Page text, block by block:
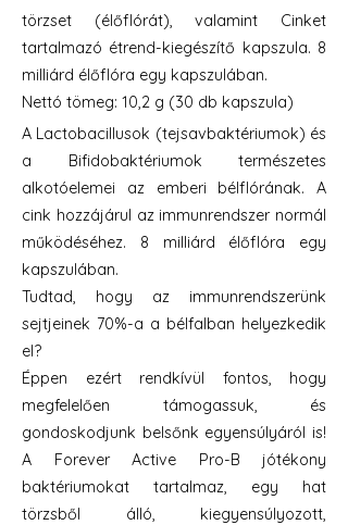
törzset (élőflórát), valamint Cinket
tartalmazó étrend-kiegészítő kapszula. 8
milliárd élőflóra egy kapszulában.
Nettó tömeg: 10,2 g (30 db kapszula)
A Lactobacillusok (tejsavbaktériumok) és
a Bifidobaktériumok természetes
alkotóelemei az emberi bélflórának. A
cink hozzájárul az immunrendszer normál
működéséhez. 8 milliárd élőflóra egy
kapszulában.
Tudtad, hogy az immunrendszerünk
sejtjeinek 70%-a a bélfalban helyezkedik
el?
Éppen ezért rendkívül fontos, hogy
megfelelően támogassuk, és
gondoskodjunk belsőnk egyensúlyáról is!
A Forever Active Pro-B jótékony
baktériumokat tartalmaz, egy hat
törzsből álló, kiegyensúlyozott,